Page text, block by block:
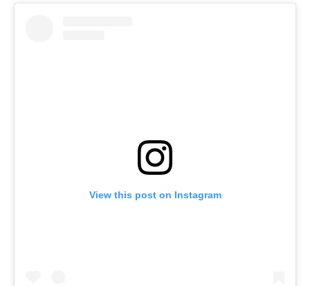
View this post on Instagram